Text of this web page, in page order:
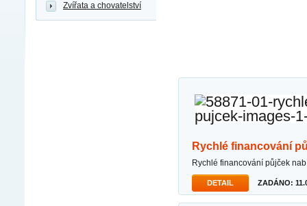
rychlé financování
rychlé financování půjček
DETAIL ZADÁNO:
Zvířata a chovatelství